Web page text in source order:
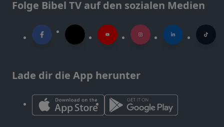
Folge Bibel TV auf den sozialen Medien
Lade dir die App herunter